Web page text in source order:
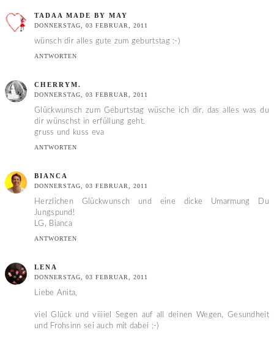
TADAA MADE BY MAY
DONNERSTAG, 03 FEBRUAR, 2011
wünsch dir alles gute zum geburtstag :-)
ANTWORTEN
CHERRYM.
DONNERSTAG, 03 FEBRUAR, 2011
Glückwunsch zum Geburtstag wüsche ich dir. das alles was du
dir wünschst in erfüllung geht.
gruss und kuss eva
ANTWORTEN
BIANCA
DONNERSTAG, 03 FEBRUAR, 2011
Herzlichen Glückwunsch und eine dicke Umarmung Du
Jungspund!
LG, Bianca
ANTWORTEN
LENA
DONNERSTAG, 03 FEBRUAR, 2011
Liebe Anita,
viel Glück und viiiiel Segen auf all deinen Wegen, Gesundheit
und Frohsinn sei auch mit dabei :-)